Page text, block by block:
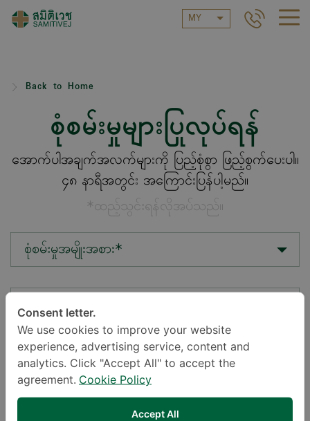
MY
Back to Home
စုံစမ်းမှုများပြုလုပ်ရန်
အောက်ပါအချက်အလက်များကို ပြည့်စုံစွာ ဖြည့်စွက်ပေးပါ။
၄၈ နာရီအတွင်း အကြောင်းပြန်ပါ့မည်။
*ထည့်သွင်းရန်လိုအပ်သည်။
စုံစမ်းမှုအမျိုးအစား*
တည်နေရာ*
မေးလိုသောမေးခွန်း*
Consent letter.
We use cookies to improve your website
experience, advertising service, content and
analytics. Click "Accept All" to accept the
agreement. Cookie Policy
Accept All